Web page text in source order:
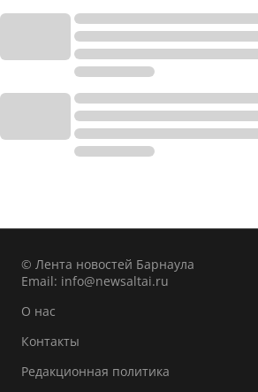
© Лента новостей Барнаула
Email: info@newsaltai.ru
О нас
Контакты
Редакционная политика